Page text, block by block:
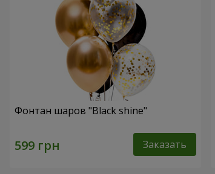
Фонтан шаров "Black shine"
Заказать